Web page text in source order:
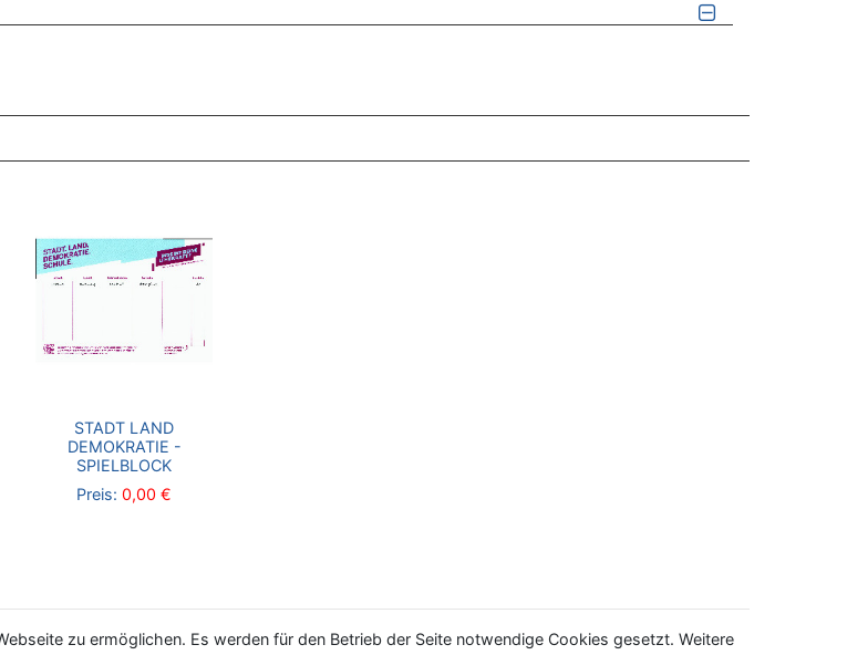
BROSCHÜREN
STADT LAND
DEMOKRATIE -
SPIELBLOCK
Preis: 0,00 €
zu ermöglichen. Es werden für den Betrieb der Seite notwendige Cookies gesetzt. Weitere